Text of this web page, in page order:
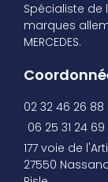
Spécialiste de
marques
MERCEDES.
02 32 46 26 88
06 25 31 24 69
177 voie de
27550